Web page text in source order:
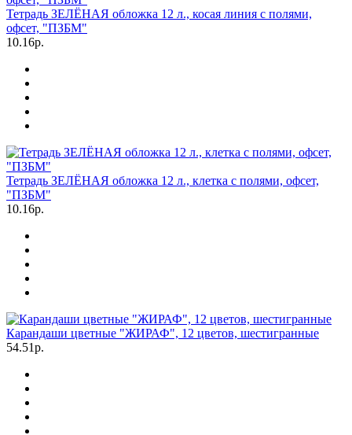
Тетрадь ЗЕЛЁНАЯ обложка 12 л., косая линия с полями,
офсет, "ПЗБМ"
10.16р.
Тетрадь ЗЕЛЁНАЯ обложка 12 л., клетка с полями, офсет,
"ПЗБМ"
10.16р.
Карандаши цветные "ЖИРАФ", 12 цветов, шестигранные
54.51р.